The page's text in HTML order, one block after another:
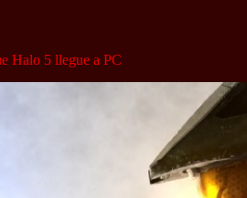
Halo 5 llegue a PC